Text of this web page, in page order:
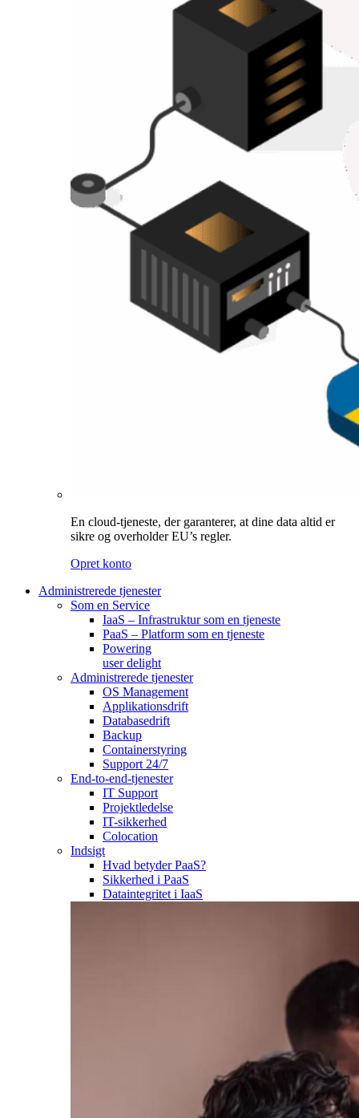
En cloud-tjeneste, der garanterer, at dine data altid er
sikre og overholder EU’s regler.
Opret konto
Administrerede tjenester
Som en Service
IaaS – Infrastruktur som en tjeneste
PaaS – Platform som en tjeneste
Powering
user delight
Administrerede tjenester
OS Management
Applikationsdrift
Databasedrift
Backup
Containerstyring
Support 24/7
End-to-end-tjenester
IT Support
Projektledelse
IT-sikkerhed
Colocation
Indsigt
Hvad betyder PaaS?
Sikkerhed i PaaS
Dataintegritet i IaaS